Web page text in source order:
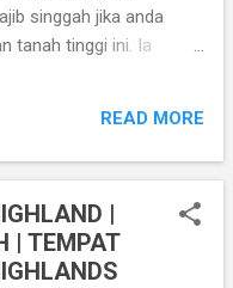
singgah jika anda
tanah tinggi ini. Ia
pagi hingga ke petang.
39000
READ MORE
|
| TEMPAT